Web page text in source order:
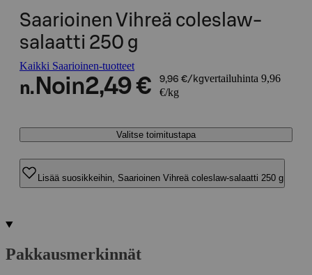
Saarioinen Vihreä coleslaw-
salaatti 250 g
Kaikki Saarioinen-tuotteet
n. Noin2,49 € 9,96 €/kgvertailuhinta 9,96
€/kg
Valitse toimitustapa
Lisää suosikkeihin, Saarioinen Vihreä coleslaw-salaatti 250 g
Pakkausmerkinnät